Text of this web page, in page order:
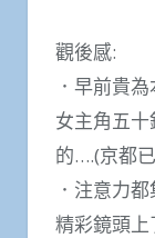
觀後感:
．早前貴
女主角五
的….(京都
．注意力
精彩鏡頭上